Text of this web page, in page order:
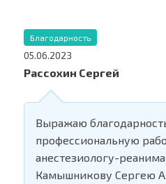
Благодарность
05.06.2023
Рассохин Сергей
Выражаю
профессиональную
анестезиологу-
Камышникову Сергею